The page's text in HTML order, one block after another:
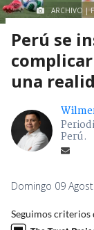
ARCHIVO |
Perú se
una
Perú.
Domingo 09
Seguimos criterios